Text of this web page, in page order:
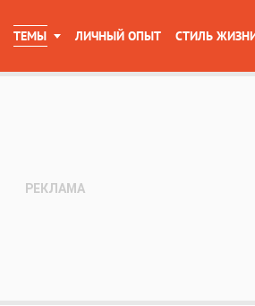
ТЕМЫ ЛИЧНЫЙ ОПЫТ СТИЛЬ